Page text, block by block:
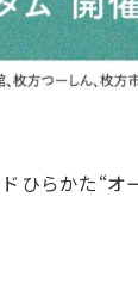
ひらかた“オ